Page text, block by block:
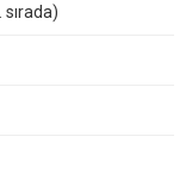
. sırada)